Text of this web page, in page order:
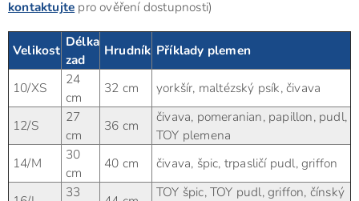
kontaktujte pro ověření dostupnosti)
Velikost
Délka
zad
Hrudník Příklady plemen
10/XS
24
cm
32 cm yorkšír, maltézský psík, čivava
12/S
27
cm
36 cm
čivava, pomeranian, papillon, pudl,
TOY plemena
14/M
30
cm
40 cm čivava, špic, trpasličí pudl, griffon
33
TOY špic, TOY pudl, griffon, čínský